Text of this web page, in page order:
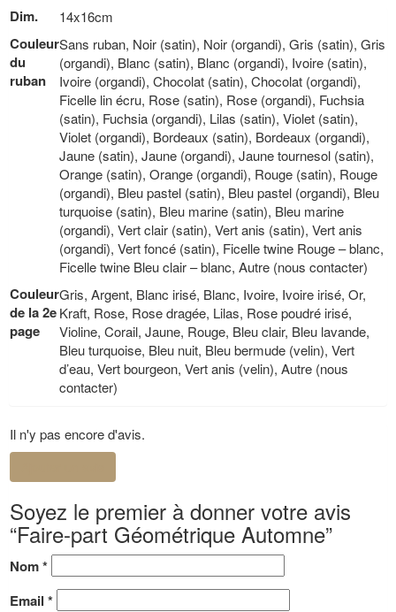
Dim. 14x16cm
Couleur
du
ruban
Sans ruban, Noir (satin), Noir (organdi), Gris (satin), Gris
(organdi), Blanc (satin), Blanc (organdi), Ivoire (satin),
Ivoire (organdi), Chocolat (satin), Chocolat (organdi),
Ficelle lin écru, Rose (satin), Rose (organdi), Fuchsia
(satin), Fuchsia (organdi), Lilas (satin), Violet (satin),
Violet (organdi), Bordeaux (satin), Bordeaux (organdi),
Jaune (satin), Jaune (organdi), Jaune tournesol (satin),
Orange (satin), Orange (organdi), Rouge (satin), Rouge
(organdi), Bleu pastel (satin), Bleu pastel (organdi), Bleu
turquoise (satin), Bleu marine (satin), Bleu marine
(organdi), Vert clair (satin), Vert anis (satin), Vert anis
(organdi), Vert foncé (satin), Ficelle twine Rouge – blanc,
Ficelle twine Bleu clair – blanc, Autre (nous contacter)
Couleur
de la 2e
page
Gris, Argent, Blanc irisé, Blanc, Ivoire, Ivoire irisé, Or,
Kraft, Rose, Rose dragée, Lilas, Rose poudré irisé,
Violine, Corail, Jaune, Rouge, Bleu clair, Bleu lavande,
Bleu turquoise, Bleu nuit, Bleu bermude (velin), Vert
d’eau, Vert bourgeon, Vert anis (velin), Autre (nous
contacter)
Il n'y pas encore d'avis.
Soyez le premier à donner votre avis
“Faire-part Géométrique Automne”
Nom*
Email *